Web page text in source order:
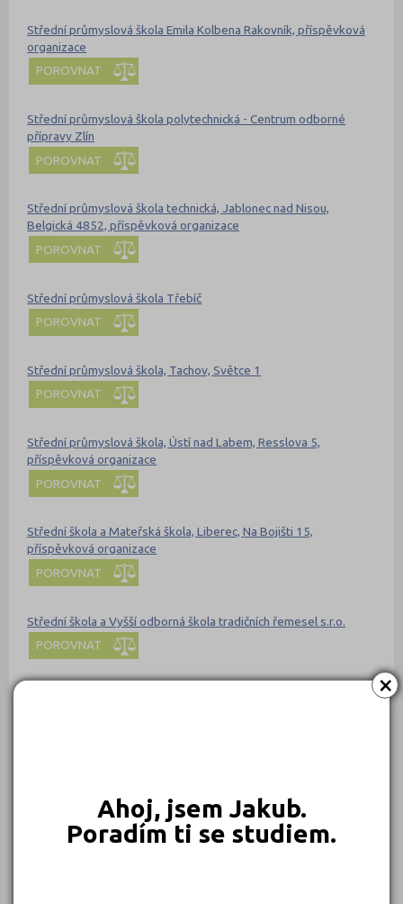
×
Ahoj, jsem Jakub.
Poradím ti se studiem.
Střední průmyslová škola Emila Kolbena Rakovník, příspěvková
organizace
POROVNAT
Střední průmyslová škola polytechnická - Centrum odborné
přípravy Zlín
POROVNAT
Střední průmyslová škola technická, Jablonec nad Nisou,
Belgická 4852, příspěvková organizace
POROVNAT
Střední průmyslová škola Třebíč
POROVNAT
Střední průmyslová škola, Tachov, Světce 1
POROVNAT
Střední průmyslová škola, Ústí nad Labem, Resslova 5,
příspěvková organizace
POROVNAT
Střední škola a Mateřská škola, Liberec, Na Bojišti 15,
příspěvková organizace
POROVNAT
Střední škola a Vyšší odborná škola tradičních řemesel s.r.o.
POROVNAT
POROVNAT